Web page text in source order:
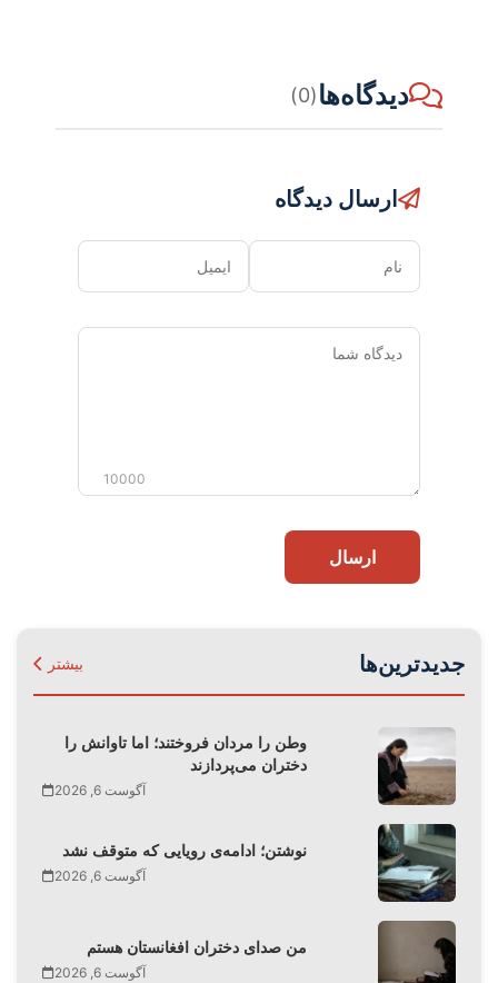
دیدگاه‌ها(0)
ارسال دیدگاه
نام ایمیل
دیدگاه
10000
ارسال
جدیدترین‌ها بیشتر
وطن را مردان فروختند؛ اما تاوانش را
دختران می‌پردازند
آگوست 6, 2026
نوشتن؛ ادامه‌ی رویایی که متوقف نشد
آگوست 6, 2026
من صدای دختران افغانستان هستم
آگوست 6, 2026